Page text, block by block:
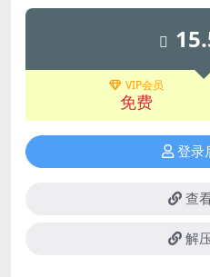
VIP会员
免费
登录
查
解